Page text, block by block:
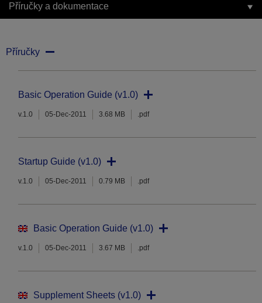
Příručky a dokumentace
Příručky
Basic Operation Guide (v1.0)
v.1.0 05-Dec-2011 3.68 MB .pdf
Startup Guide (v1.0)
v.1.0 05-Dec-2011 0.79 MB .pdf
Basic Operation Guide (v1.0)
v.1.0 05-Dec-2011 3.67 MB .pdf
Supplement Sheets (v1.0)